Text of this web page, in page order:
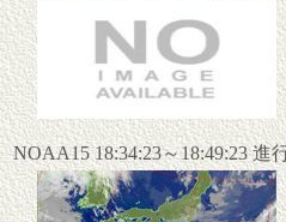
NOAA15 18:34:23～18:49:23